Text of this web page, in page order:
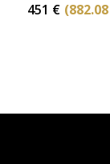
451 €